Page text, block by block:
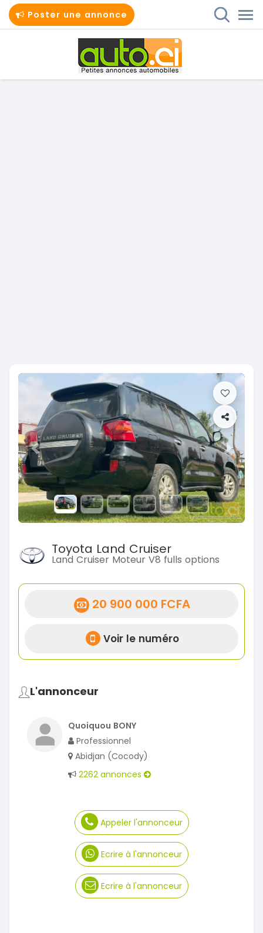
Poster une annonce
Previous Next
Toyota Land Cruiser
Land Cruiser Moteur V8 fulls options
20 900 000 FCFA
Voir le numéro
L'annonceur
Quoiquou BONY
Professionnel
Abidjan (Cocody)
2262 annonces
Appeler l'annonceur
Ecrire à l'annonceur
Ecrire à l'annonceur